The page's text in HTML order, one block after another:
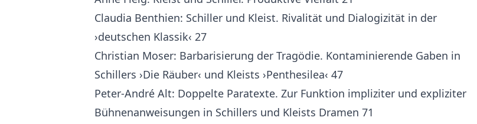
Claudia Benthien: Schiller und Kleist. Rivalität und Dialogizität in der
›deutschen Klassik‹ 27
Christian Moser: Barbarisierung der Tragödie. Kontaminierende Gaben in
Schillers ›Die Räuber‹ und Kleists ›Penthesilea‹ 47
Peter-André Alt: Doppelte Paratexte. Zur Funktion impliziter und expliziter
Bühnenanweisungen in Schillers und Kleists Dramen 71